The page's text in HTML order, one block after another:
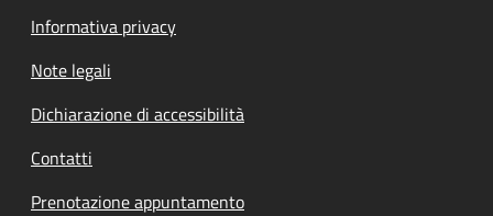
Informativa privacy
Note legali
Dichiarazione di accessibilità
Contatti
Prenotazione appuntamento